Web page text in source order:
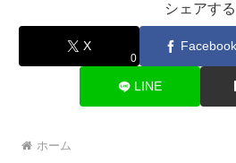
シェアする
X
0
Facebook
LINE
ホーム